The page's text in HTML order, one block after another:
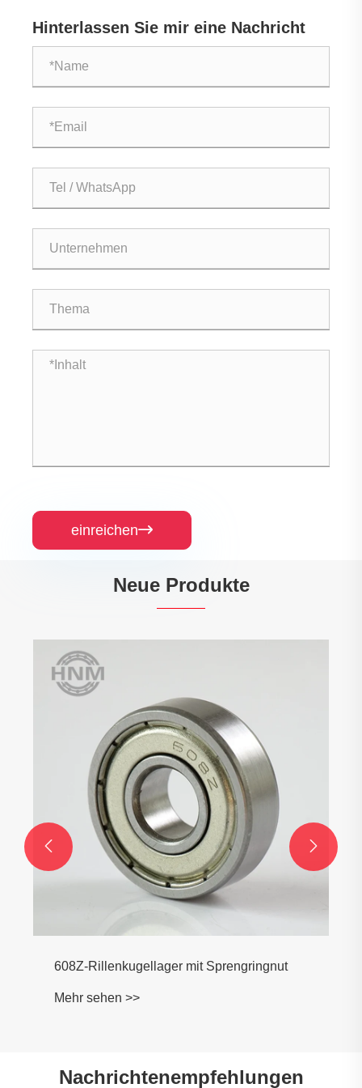
Hinterlassen Sie mir eine Nachricht
einreichen
Neue Produkte
608Z einreihige Rillenkugellager mit
Mehr sehen >>
 
Nachrichtenempfehlungen